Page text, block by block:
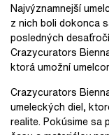
Najvýznamnejší
z nich boli dokonca
posledných
Crazycurators
ktorá umožní
Crazycurators
umeleckých diel,
realite. Pokúsime sa